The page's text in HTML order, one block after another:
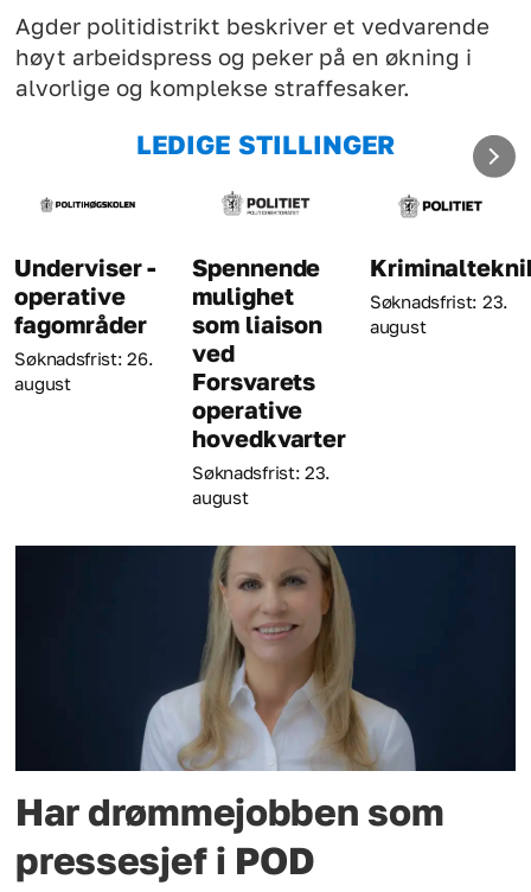
Agder politidistrikt beskriver et vedvarende
høyt arbeidspress og peker på en økning i
alvorlige og komplekse straffesaker.
LEDIGE STILLINGER
Spennende
mulighet
som liaison
ved
Forsvarets
Kriminaltekniker
Søknadsfrist: 23.
august
Fosen
Har drømmejobben som
pressesjef i POD